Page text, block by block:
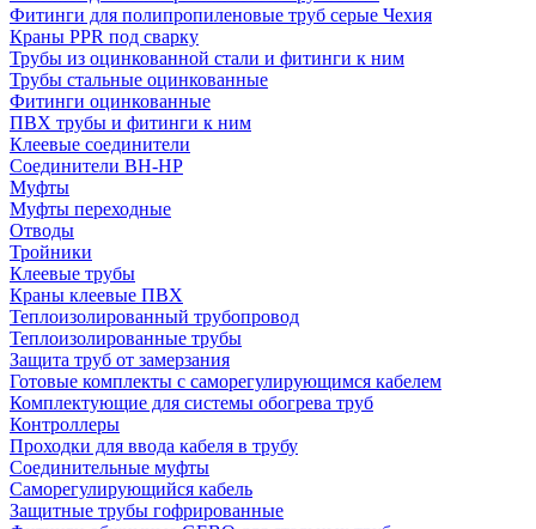
Фитинги для полипропиленовые труб серые Чехия
Краны PPR под сварку
Трубы из оцинкованной стали и фитинги к ним
Трубы стальные оцинкованные
Фитинги оцинкованные
ПВХ трубы и фитинги к ним
Клеевые соединители
Соединители ВН-НР
Муфты
Муфты переходные
Отводы
Тройники
Клеевые трубы
Краны клеевые ПВХ
Теплоизолированный трубопровод
Теплоизолированные трубы
Защита труб от замерзания
Готовые комплекты с саморегулирующимся кабелем
Комплектующие для системы обогрева труб
Контроллеры
Проходки для ввода кабеля в трубу
Соединительные муфты
Саморегулирующийся кабель
Защитные трубы гофрированные